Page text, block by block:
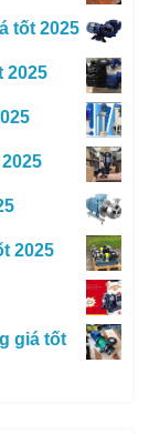
tốt 2025
2025
2025
giá tốt